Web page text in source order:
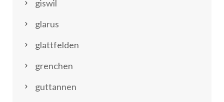
giswil
glarus
glattfelden
grenchen
guttannen